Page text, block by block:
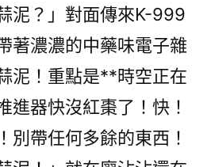
泥？」對面傳來K-999
著濃濃的中藥味電子雜
泥！重點是**時空正在
進器快沒紅棗了！快！
別帶任何多餘的東西！